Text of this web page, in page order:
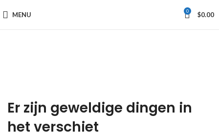
MENU 0 $0.00
Er zijn geweldige dingen in
het verschiet